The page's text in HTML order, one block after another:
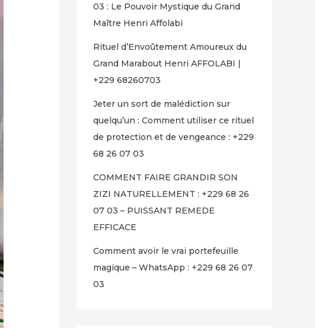
03 : Le Pouvoir Mystique du Grand
Maître Henri Affolabi
Rituel d’Envoûtement Amoureux du
Grand Marabout Henri AFFOLABI |
+229 68260703
Jeter un sort de malédiction sur
quelqu’un : Comment utiliser ce rituel
de protection et de vengeance : +229
68 26 07 03
COMMENT FAIRE GRANDIR SON
ZIZI NATURELLEMENT : +229 68 26
07 03 – PUISSANT REMEDE
EFFICACE
Comment avoir le vrai portefeuille
magique – WhatsApp : +229 68 26 07
03